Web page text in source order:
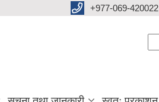
+977-069-420022